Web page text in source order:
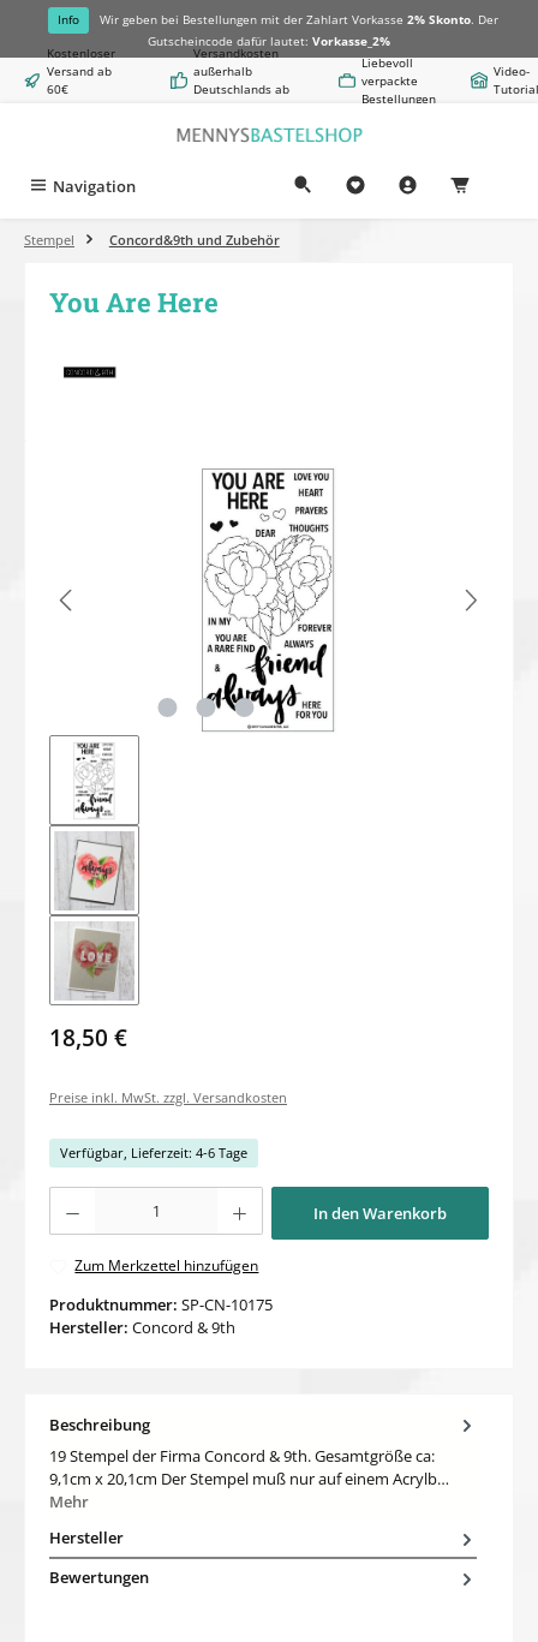
springen
Info Wir geben bei Bestellungen mit der Zahlart Vorkasse 2% Skonto. Der
Gutscheincode dafür lautet: Vorkasse_2%
Kostenloser
Versand ab
60€
Versandkosten
außerhalb
Deutschlands ab
Liebevoll
verpackte
Bestellungen
Video-
Navigation
Stempel Concord&9th und Zubehör
You Are Here
Bildergalerie überspringen
18,50 €
Preise inkl. MwSt. zzgl. Versandkosten
Verfügbar, Lieferzeit: 4-6 Tage
In den Warenkorb
Zum Merkzettel hinzufügen
Produktnummer: SP-CN-10175
Hersteller: Concord & 9th
Beschreibung
19 Stempel der Firma Concord & 9th. Gesamtgröße ca:
9,1cm x 20,1cm Der Stempel muß nur auf einem Acrylb…
Mehr
Hersteller
Bewertungen